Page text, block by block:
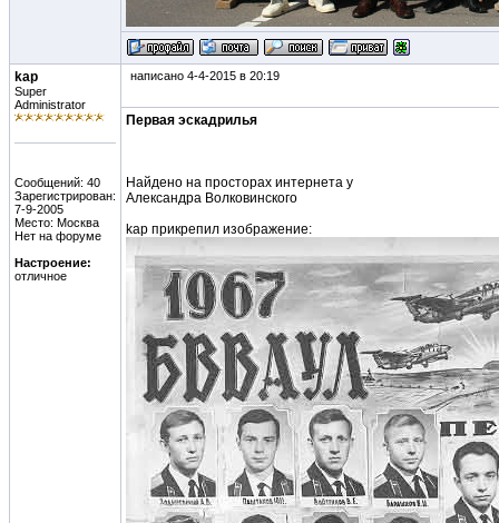
kap
Super
Administrator
Сообщений: 40
Зарегистрирован:
7-9-2005
Место: Москва
Нет на форуме
Настроение:
отличное
написано 4-4-2015 в 20:19
Первая эскадрилья
Найдено на просторах интернета у
Александра Волковинского
kap прикрепил изображение: